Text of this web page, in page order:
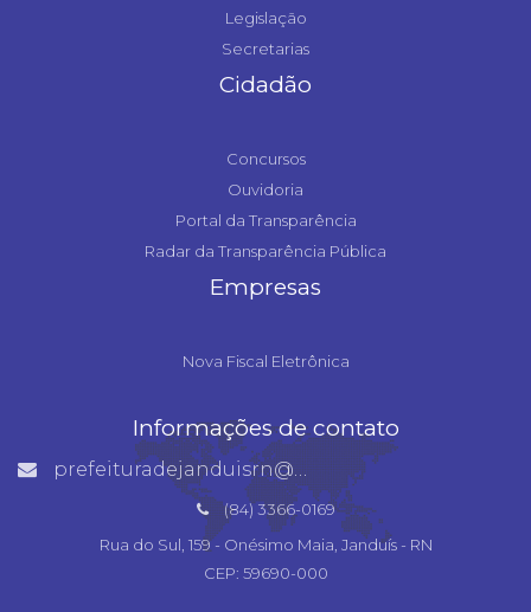
Legislação
Secretarias
Cidadão
Concursos
Ouvidoria
Portal da Transparência
Radar da Transparência Pública
Empresas
Nova Fiscal Eletrônica
Informações de contato
prefeituradejanduisrn@gmail.com
(84) 3366-0169
Rua do Sul, 159 - Onésimo Maia, Janduís - RN
CEP: 59690-000